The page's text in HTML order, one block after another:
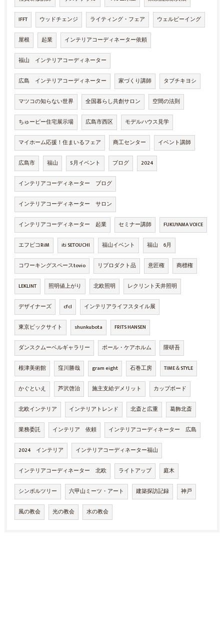
IFFT ウッドチェンジ ライティング・フェア ウェルビーイング
屋根 起業 インテリアコーディネーター依頼
福山 インテリアコーディネーター
広島 インテリアコーディネーター 家づくり講師 タブチキヨシ
マツコの知らない世界 全国暮らし共創サロン 空間の法則
ちゅーピー住宅展示場 広島市西区 モデルハウス見学
マイホーム応援！住まいるフェア 商工センター イベント講師
広島市 福山 5月イベント ブログ 2024
インテリアコーディネーター ブログ
インテリアコーディネーター サロン
インテリアコーディネーター 起業 セミナー講師 FUKUYAMA VOICE
エフピコRiM iti SETOUCHI 福山イベント 福山 6月
コワーキングスペースtovio リプロダクト品 意匠権 商標権
LEKLINT 照明値上がり 北欧照明 レクリント天井照明
デザイナーズ cfcl インテリアライフスタイル展
東京ビックサイト shunkubota FRITS HANSEN
ダンスクムーベルギャラリー ポール・ケアホルム 隈研吾
根津美術館 窪川勝哉 gram eight 石巻工房 TIME＆STYLE
かぐといえ 芦沢啓治 施主支給デメリット カップボード
北欧インテリア インテリアトレンド 北斎と広重 葛飾北斎
業務委託 インテリア 依頼 インテリアコーディネーター 広島
2024 インテリア インテリアコーディネーター福山
インテリアコーディネーター 北欧 ライトアップ 庭木
シンボルツリー 六甲山ミーツ・アート 建築探訪記録 神戸
風の教会 光の教会 水の教会